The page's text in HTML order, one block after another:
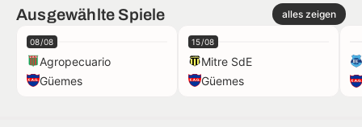
Ausgewählte Spiele alles zeigen
08/08
Agropecuario
Güemes
15/08
Mitre SdE
Güemes